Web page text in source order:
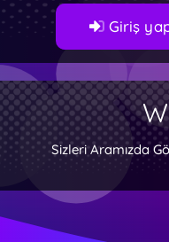
Giriş
Sizleri Aramızda